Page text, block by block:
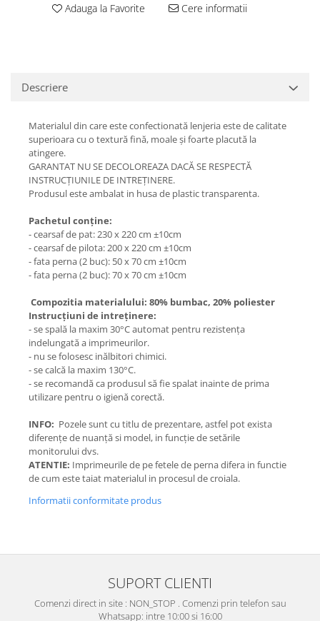
Adauga la Favorite Cere informatii
Descriere
Materialul din care este confectionată lenjeria este de calitate
superioara cu o textură fină, moale și foarte placută la
atingere.
GARANTAT NU SE DECOLOREAZA DACĂ SE RESPECTĂ
INSTRUCȚIUNILE DE INTREȚINERE.
Produsul este ambalat in husa de plastic transparenta.
Pachetul conține:
- cearsaf de pat: 230 x 220 cm ±10cm
- cearsaf de pilota: 200 x 220 cm ±10cm
- fata perna (2 buc): 50 x 70 cm ±10cm
- fata perna (2 buc): 70 x 70 cm ±10cm
Compozitia materialului: 80% bumbac, 20% poliester
Instrucțiuni de intreținere:
- se spală la maxim 30°C automat pentru rezistența
indelungată a imprimeurilor.
- nu se folosesc inălbitori chimici.
- se calcă la maxim 130°C.
- se recomandă ca produsul să fie spalat inainte de prima
utilizare pentru o igienă corectă.
INFO: Pozele sunt cu titlu de prezentare, astfel pot exista
diferențe de nuanță si model, in funcție de setările
monitorului dvs.
ATENTIE: Imprimeurile de pe fetele de perna difera in functie
de cum este taiat materialul in procesul de croiala.
Informatii conformitate produs
SUPORT CLIENTI
Comenzi direct in site : NON_STOP . Comenzi prin telefon sau
Whatsapp: intre 10:00 si 16:00